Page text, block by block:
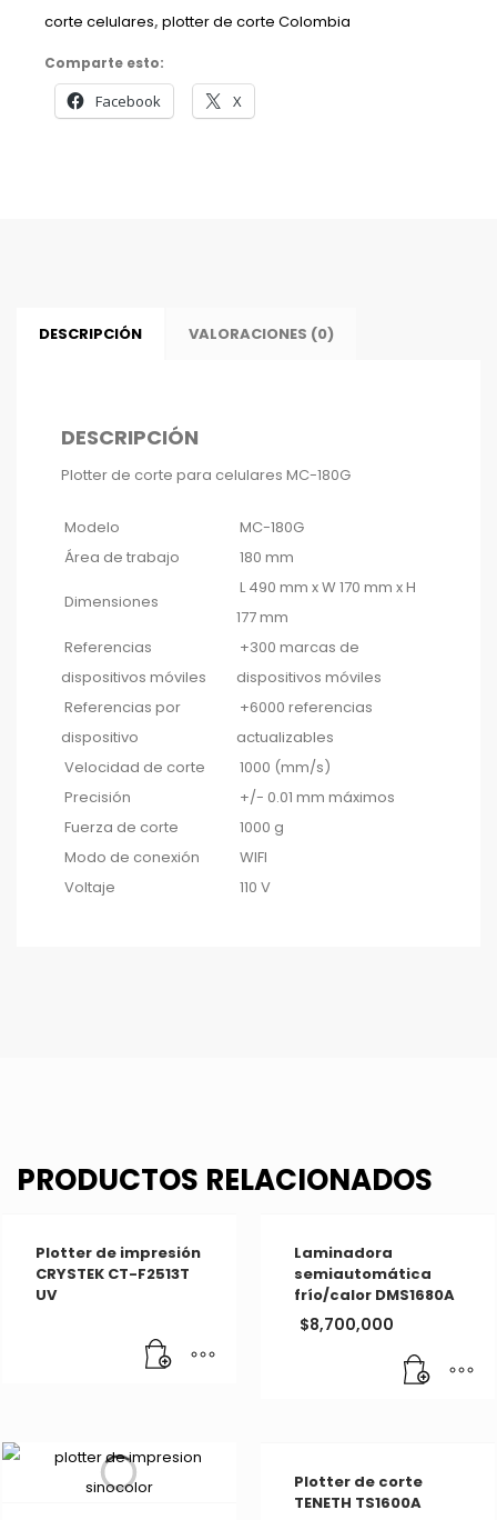
180G
cantidad
corte celulares, plotter de corte Colombia
Comparte esto:
Facebook X
DESCRIPCIÓN VALORACIONES (0)
DESCRIPCIÓN
Plotter de corte para celulares MC-180G
Modelo
MC-180G
Área de trabajo
180 mm
Dimensiones
L 490 mm x W 170 mm x H
177 mm
Referencias
dispositivos móviles
+300 marcas de
dispositivos móviles
Referencias por
dispositivo
+6000 referencias
actualizables
Velocidad de corte
1000 (mm/s)
Precisión
+/- 0.01 mm máximos
Fuerza de corte
1000 g
Modo de conexión
WIFI
Voltaje
110 V
PRODUCTOS RELACIONADOS
Plotter de impresión
CRYSTEK CT-F2513T
UV
Laminadora
semiautomática
frío/calor DMS1680A
$8,700,000
Plotter de corte
TENETH TS1600A